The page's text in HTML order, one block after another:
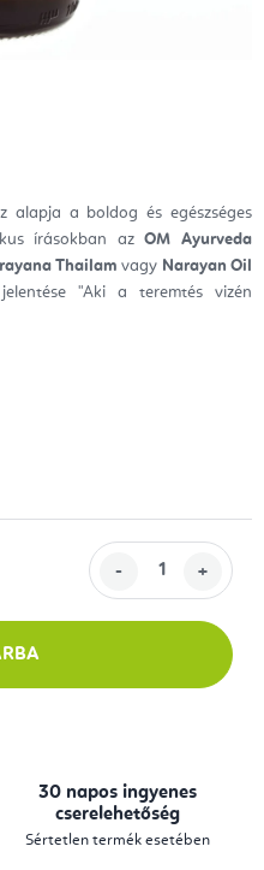
alapja a boldog és egészséges
írásokban azOM Ayurveda
Thailam vagy Narayan Oil
"Aki a teremtés vizén
30 napos ingyenes
cserelehetőség
Sértetlen termék esetében